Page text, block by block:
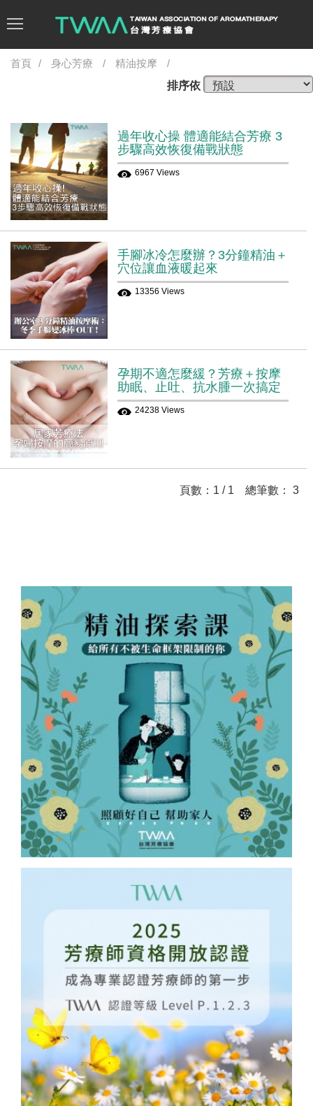
首頁 身心芳療
精油按摩
排序依
過年收心操 體適能結合芳療 3
步驟高效恢復備戰狀態
6967 Views
手腳冰冷怎麼辦？3分鐘精油＋
穴位讓血液暖起來
13356 Views
孕期不適怎麼緩？芳療＋按摩
助眠、止吐、抗水腫一次搞定
24238 Views
頁數：1 / 1 總筆數： 3